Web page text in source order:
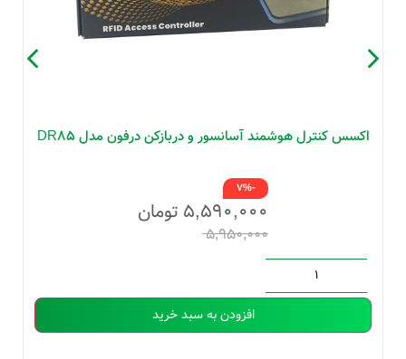
اکسس کنترل هوشمند آسانسور و دربازکن درفون مدل DR85
۵,۹۵۰,۰۰۰
۵,۵۹۰,۰۰۰ تومان
-7%
افزودن به سبد خرید